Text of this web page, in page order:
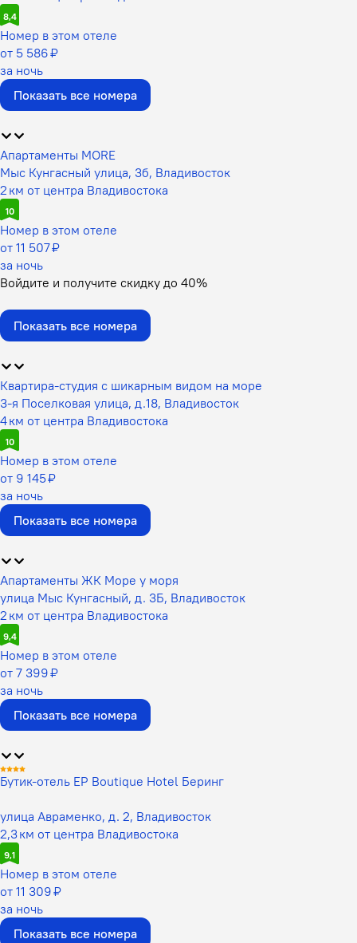
8,4
Номер в этом отеле
от 5 586 ₽
за ночь
Показать все номера
Апартаменты МORE
Мыс Кунгасный улица, 3б, Владивосток
2 км от центра Владивостока
10
Номер в этом отеле
от 11 507 ₽
за ночь
Войдите и получите скидку до 40%
Показать все номера
Квартира-студия с шикарным видом на море
3-я Поселковая улица, д.18, Владивосток
4 км от центра Владивостока
10
Номер в этом отеле
от 9 145 ₽
за ночь
Показать все номера
Апартаменты ЖК Море у моря
улица Мыс Кунгасный, д. 3Б, Владивосток
2 км от центра Владивостока
9,4
Номер в этом отеле
от 7 399 ₽
за ночь
Показать все номера
Бутик-отель EP Boutique Hotel Беринг
улица Авраменко, д. 2, Владивосток
2,3 км от центра Владивостока
9,1
Номер в этом отеле
от 11 309 ₽
за ночь
Показать все номера